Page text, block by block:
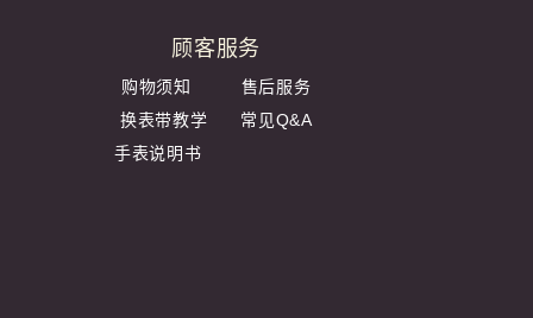
顾客服务
购物须知 售后服务
换表带教学 常见Q&A
手表说明书